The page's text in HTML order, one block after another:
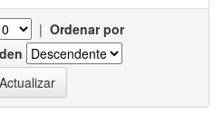
| Ordenar por